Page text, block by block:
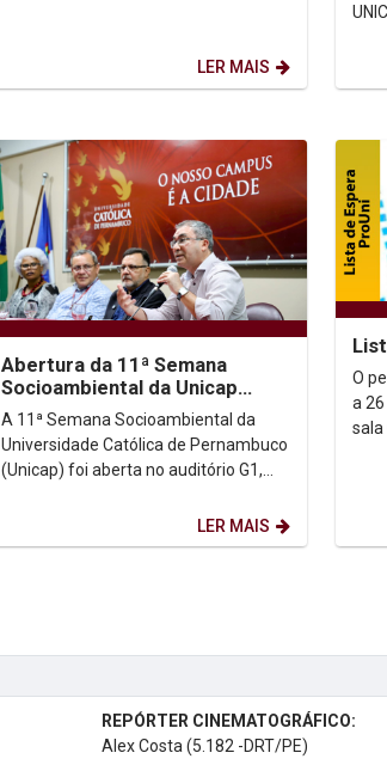
LER MAIS
Abertura da 11ª Semana
Socioambiental da Unicap
discute inovação e
sustentabilidade
A 11ª Semana Socioambiental da
Universidade Católica de Pernambuco
(Unicap) foi aberta no auditório G1,
LER MAIS
O
a
sala
REPÓRTER CINEMATOGRÁFICO:
Alex Costa (5.182 -DRT/PE)